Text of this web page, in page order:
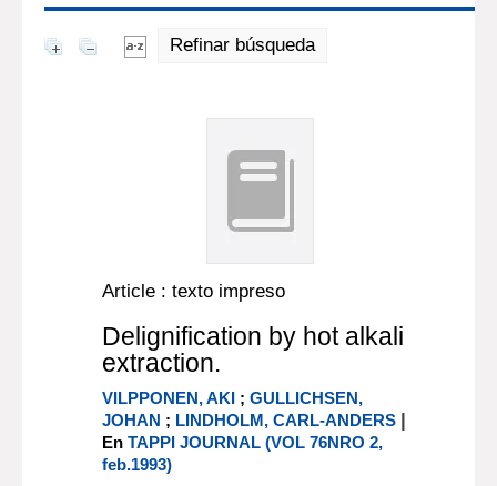
Refinar búsqueda
Article : texto impreso
Delignification by hot alkali
extraction.
VILPPONEN, AKI ;GULLICHSEN,
JOHAN ; LINDHOLM, CARL-ANDERS |
EnTAPPI JOURNAL (VOL 76NRO 2,
feb.1993)